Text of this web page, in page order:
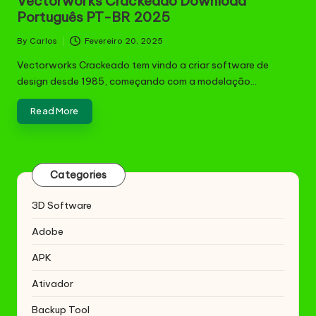
Português PT-BR 2025
Posted
by
By Carlos Fevereiro 20, 2025
Vectorworks Crackeado tem vindo a criar software de
design desde 1985, começando com a modelação…
Read More
Categories
3D Software
Adobe
APK
Ativador
Backup Tool